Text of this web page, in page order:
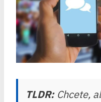
TLDR:Chcete,